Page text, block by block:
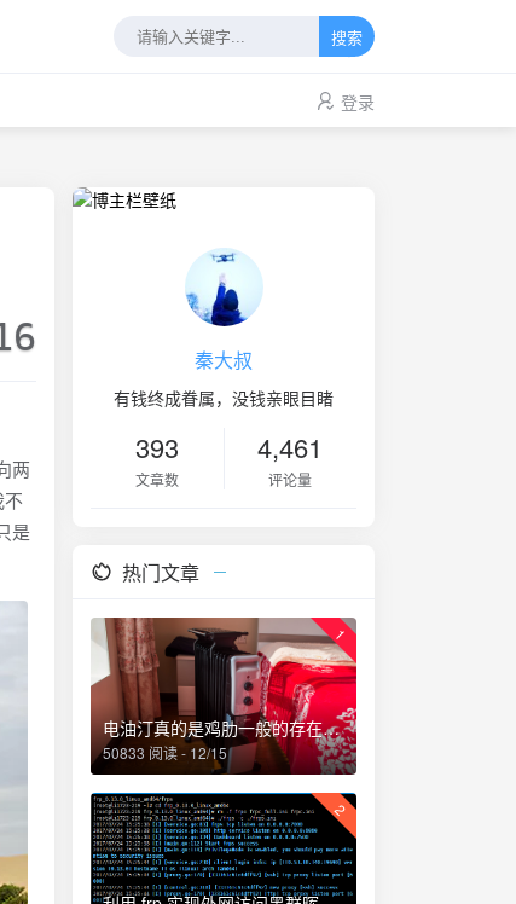
搜索
登录
两
是
秦大叔
有钱终成眷属，没钱亲眼目睹
393
文章数
4,461
评论量
热门文章
1
电油汀真的是鸡肋一般的存在，累觉不爱！
50833 阅读 - 12/15
2